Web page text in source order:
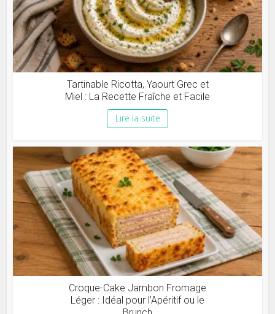
Tartinable Ricotta, Yaourt Grec et
Miel : La Recette Fraîche et Facile
Lire la suite
Croque-Cake Jambon Fromage
Léger : Idéal pour l’Apéritif ou le